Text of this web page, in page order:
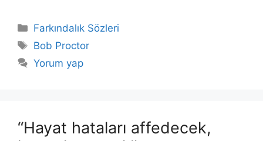
Kategoriler
Farkındalık Sözleri
Etiketler
Bob Proctor
Yorum yap
“Hayat hataları affedecek,